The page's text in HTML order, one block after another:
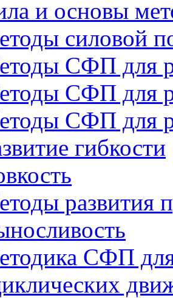
и основы
силовой
СФП для
СФП для
СФП для
гибкости
развития
СФП для